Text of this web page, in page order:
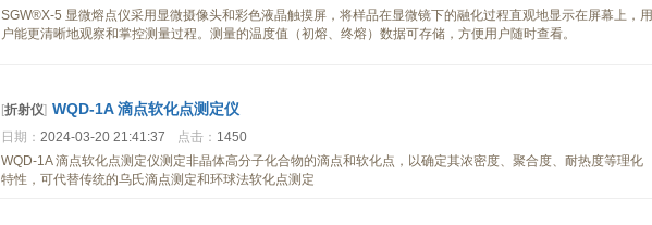
SGW®X-5 显微熔点仪采用显微摄像头和彩色液晶触摸屏，将样品在显微镜下的融化过程直观地显示在屏幕上，用
户能更清晰地观察和掌控测量过程。测量的温度值（初熔、终熔）数据可存储，方便用户随时查看。
[折射仪] WQD-1A 滴点软化点测定仪
日期： 2024-03-20 21:41:37 点击： 1450
WQD-1A 滴点软化点测定仪测定非晶体高分子化合物的滴点和软化点，以确定其浓密度、聚合度、耐热度等理化
特性，可代替传统的乌氏滴点测定和环球法软化点测定